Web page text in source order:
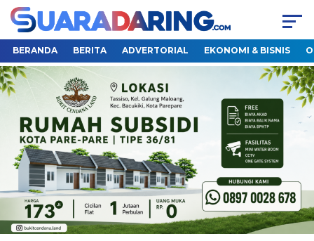
BERANDA BERITA ADVERTORIAL EKONOMI & BISNIS